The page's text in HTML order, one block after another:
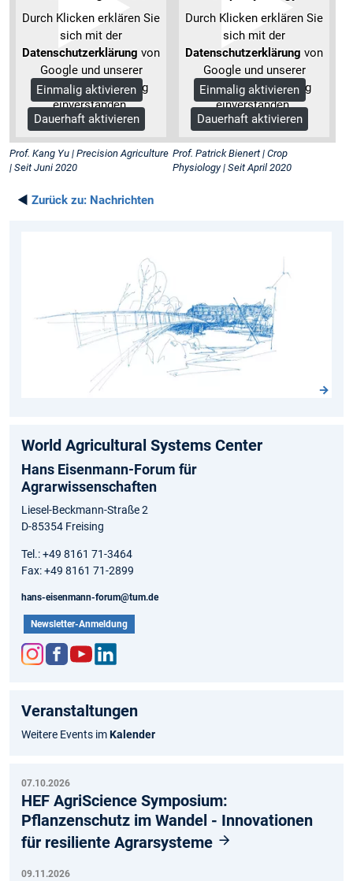
Durch Klicken erklären Sie
sich mit der
Datenschutzerklärung von
Google und unserer
Datenschutzerklärung
einverstanden.
Mehr Informationen
Einmalig aktivieren
Dauerhaft aktivieren
Prof. Kang Yu | Precision Agriculture
| Seit Juni 2020
Durch Klicken erklären Sie
sich mit der
Datenschutzerklärung von
Google und unserer
Datenschutzerklärung
einverstanden.
Mehr Informationen
Einmalig aktivieren
Dauerhaft aktivieren
Prof. Patrick Bienert | Crop
Physiology | Seit April 2020
◄ Zurück zu: Nachrichten
World Agricultural Systems Center
Hans Eisenmann-Forum für
Agrarwissenschaften
Liesel-Beckmann-Straße 2
D-85354 Freising
Tel.: +49 8161 71-3464
Fax: +49 8161 71-2899
hans-eisenmann-forum@tum.de
Newsletter-Anmeldung
am
ok
e
Veranstaltungen
Weitere Events imKalender
07.10.2026
HEF AgriScience Symposium:
Pflanzenschutz im Wandel - Innovationen
für resiliente Agrarsysteme
09.11.2026